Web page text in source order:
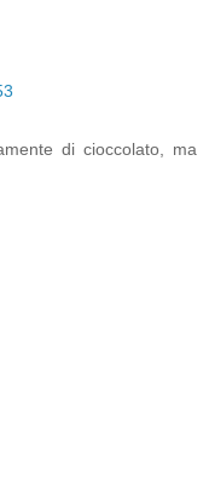
di cioccolato, ma